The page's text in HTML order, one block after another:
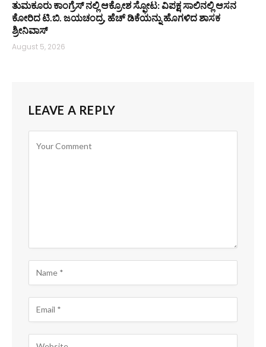
ತುಮಕೂರು ಕಾಂಗ್ರೆಸ್ ನಲ್ಲಿ ಆಕ್ರೋಶ ಸ್ಫೋಟ: ವಿಪಕ್ಷ ಸಾಲಿನಲ್ಲಿ ಆಸನ
ಕೋರಿದ ಟಿ.ಬಿ. ಜಯಚಂದ್ರ, ಹೆಚ್ ಡಿಕೆಯನ್ನು ಹೊಗಳಿದ ಶಾಸಕ
ಶ್ರೀನಿವಾಸ್
August 5, 2026
LEAVE A REPLY